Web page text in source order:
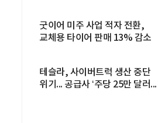
굿이어 미주 사업 적자 전환,
교체용 타이어 판매 13% 감소
테슬라, 사이버트럭 생산 중단
위기... 공급사 ‘주당 25만 달러...